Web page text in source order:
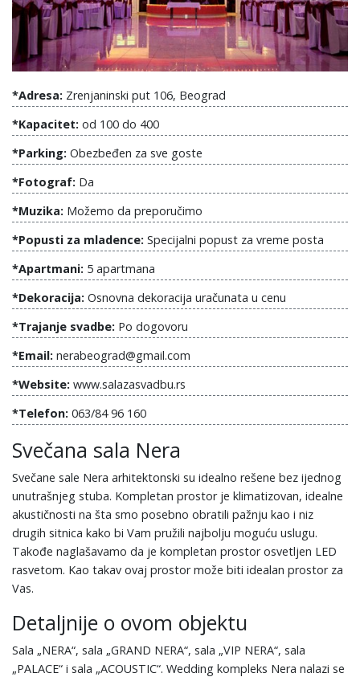
*Adresa: Zrenjaninski put 106, Beograd
*Kapacitet: od 100 do 400
*Parking: Obezbeđen za sve goste
*Fotograf: Da
*Muzika: Možemo da preporučimo
*Popusti za mladence: Specijalni popust za vreme posta
*Apartmani: 5 apartmana
*Dekoracija: Osnovna dekoracija uračunata u cenu
*Trajanje svadbe: Po dogovoru
*Email: nerabeograd@gmail.com
*Website: www.salazasvadbu.rs
*Telefon: 063/84 96 160
Svečana sala Nera
Svečane sale Nera arhitektonski su idealno rešene bez ijednog
unutrašnjeg stuba. Kompletan prostor je klimatizovan, idealne
akustičnosti na šta smo posebno obratili pažnju kao i niz
drugih sitnica kako bi Vam pružili najbolju moguću uslugu.
Takođe naglašavamo da je kompletan prostor osvetljen LED
rasvetom. Kao takav ovaj prostor može biti idealan prostor za
Vas.
Detaljnije o ovom objektu
Sala „NERA“, sala „GRAND NERA“, sala „VIP NERA“, sala
„PALACE“ i sala „ACOUSTIC“. Wedding kompleks Nera nalazi se